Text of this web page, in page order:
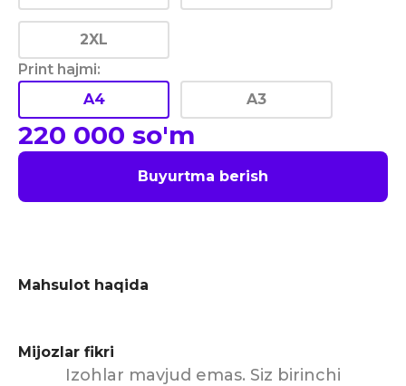
2XL
Print hajmi:
A4
A3
220 000 so'm
Buyurtma berish
Mahsulot haqida
Mijozlar fikri
Izohlar mavjud emas. Siz birinchi